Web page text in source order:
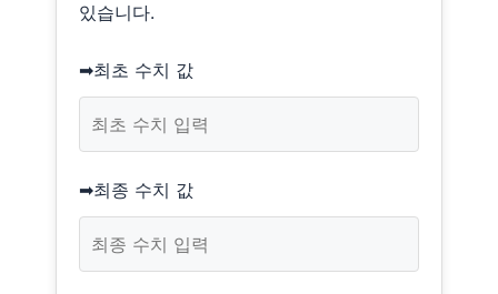
있습니다.
➡최초 수치 값
➡최종 수치 값